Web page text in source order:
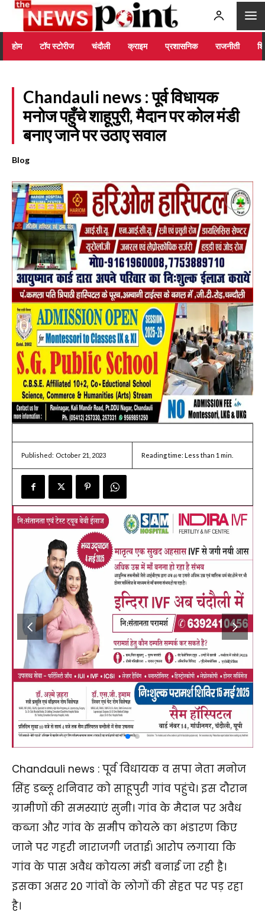
होम टॉप स्टोरीज चंदौली क्राइम प्रशासनिक राजनीती
Chandauli news : पूर्व विधायक
मनोज पहुँचे शाहूपुरी, मैदान पर कोल मंडी
बनाए जाने पर उठाए सवाल
Blog
Published: October 21, 2023 Reading time: Less than 1 min.
Chandauli news : पूर्व विधायक व सपा नेता मनोज
सिंह डब्लू शनिवार को साहूपुरी गांव पहुंचे। इस दौरान
ग्रामीणों की समस्याएं सुनी। गांव के मैदान पर अवैध
कब्जा और गांव के समीप कोयले का भंडारण किए
जाने पर गहरी नाराजगी जताई। आरोप लगाया कि
गांव के पास अवैध कोयला मंडी बनाई जा रही है।
इसका असर 20 गांवों के लोगों की सेहत पर पड़ रहा
है।